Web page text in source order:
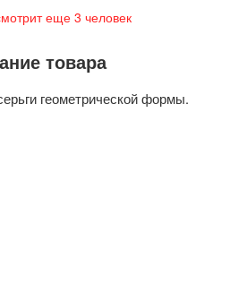
еще 3 человек
товара
геометрической формы.